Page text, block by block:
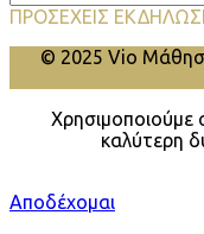
ΠΡΟΣΕΧΕΙΣ
© 2025 Vio
Χρησιμοποιούμε
καλύτερη
Αποδέχομαι